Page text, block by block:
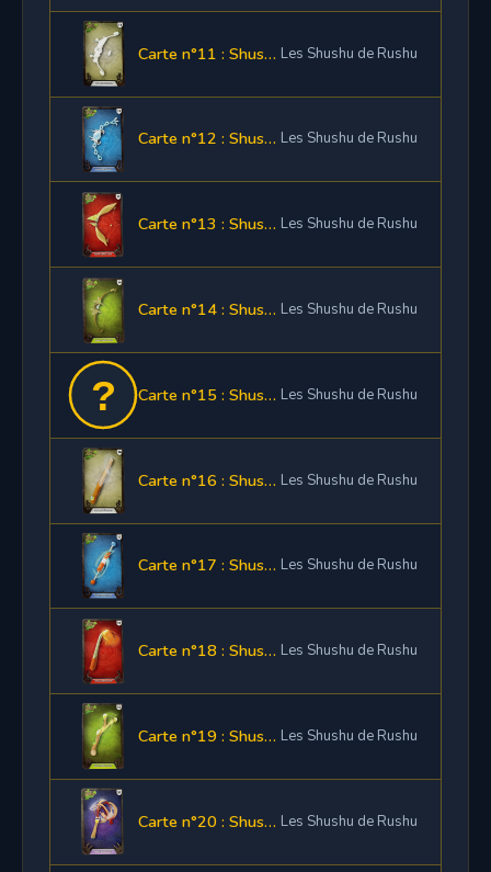
Carte n°11 : Shushette Arc Air Les Shushu de Rushu
Carte n°12 : Shushette Arc Eau Les Shushu de Rushu
Carte n°13 : Shushette Arc Feu Les Shushu de Rushu
Carte n°14 : Shushette Arc Terre Les Shushu de Rushu
Carte n°15 : Shushette Arc Neutre Les Shushu de Rushu
Carte n°16 : Shushette Bâton Air Les Shushu de Rushu
Carte n°17 : Shushette Bâton Eau Les Shushu de Rushu
Carte n°18 : Shushette Bâton Feu Les Shushu de Rushu
Carte n°19 : Shushette Bâton Terre Les Shushu de Rushu
Carte n°20 : Shushette Bâton Neutre Les Shushu de Rushu